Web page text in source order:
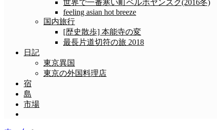
世界で一番寒い町ベルホヤンスク(2016冬)
feeling asian hot breeze
国内旅行
[歴史散歩] 本能寺の変
最長片道切符の旅 2018
日記
東京異国
東京の外国料理店
宿
島
市場